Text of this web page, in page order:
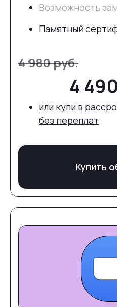
Возможность
Памятный
4 980 руб.
4
или купи в
без переплат
Купить